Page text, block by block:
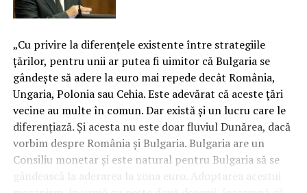
„Cu privire la diferenţele existente între strategiile
ţărilor, pentru unii ar putea fi uimitor că Bulgaria se
gândeşte să adere la euro mai repede decât România,
Ungaria, Polonia sau Cehia. Este adevărat că aceste ţări
vecine au multe în comun. Dar există şi un lucru care le
diferenţiază. Şi acesta nu este doar fluviul Dunărea, dacă
vorbim despre România şi Bulgaria. Bulgaria are un
Consiliu monetar şi este natural pentru Bulgaria să se
gândească la aderarea la zona euro. Adoptarea acestui